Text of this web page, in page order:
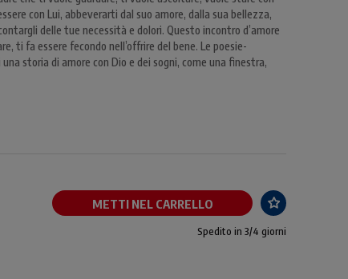
con Lui, abbeverarti dal suo amore, dalla sua bellezza,
delle tue necessità e dolori. Questo incontro d’amore
ti fa essere fecondo nell’offrire del bene. Le poesie-
storia di amore con Dio e dei sogni, come una finestra,
METTI NEL CARRELLO
Spedito in 3/4 giorni